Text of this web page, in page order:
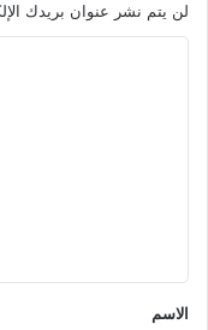
لن يتم نشر عنوان بريدك
*
الاسم